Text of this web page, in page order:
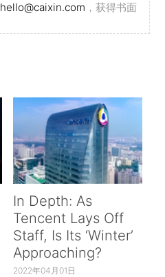
hello@caixin.com ，获得书面
In Depth: As
Tencent Lays Off
Staff, Is Its ‘Winter’
Approaching?
2022年04月01日